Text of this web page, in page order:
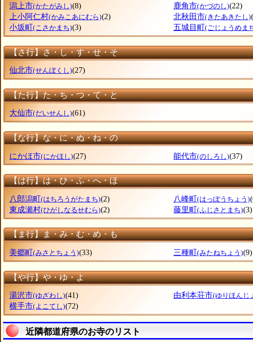
潟上市(かたがみし)(8) 鹿角市(かづのし)
上小阿仁村(かみこあにむら)(2) 北秋田市(きたあきたし)
小坂町(こさかまち)(3) 五城目町(ごじょうめま
【さ行】さ・し・す・せ・そ
仙北市(せんぼくし)(27)
【た行】た・ち・つ・て・と
大仙市(だいせんし)(61)
【な行】な・に・ぬ・ね・の
にかほ市(にかほし)(27) 能代市(のしろし)
【は行】は・ひ・ふ・へ・ほ
八郎潟町(はちろうがたまち)(2) 八峰町(はっぽうちょう)
東成瀬村(ひがしなるせむら)(2) 藤里町(ふじさとまち)
【ま行】ま・み・む・め・も
美郷町(みさとちょう)(33) 三種町(みたねちょう)
【や行】や・ゆ・よ
湯沢市(ゆざわし)(41) 由利本荘市(ゆりほんじ
横手市(よこてし)(72)
近隣都道府県のお寺のリスト